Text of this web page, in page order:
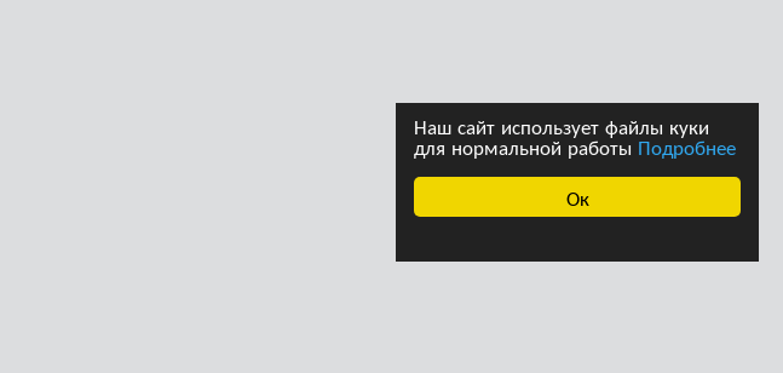
Ок
Наш сайт использует файлы куки
для нормальной работы Подробнее